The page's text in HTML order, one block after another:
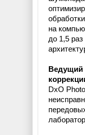
на
до 1,5
Ведущий
DxO